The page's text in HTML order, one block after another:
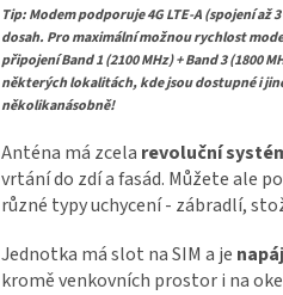
Tip: Modem podporuje 4G LTE-A (spojení až
dosah. Pro maximální možnou rychlost
připojení Band 1 (2100 MHz) + Band 3 (1800
některých lokalitách, kde jsou dostupné i
několikanásobně!
Anténa má zcela revoluční
vrtání do zdí a fasád. Můžete ale
různé typy uchycení - zábradlí,
Jednotka má slot na SIM a je
kromě venkovních prostor i na